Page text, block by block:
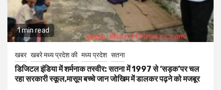
1 min read
खबर खबरे मध्य प्रदेश की मध्य प्रदेश सतना
डिजिटल इंडिया में शर्मनाक तस्वीर: सतना में 1997 से ‘सड़क’पर चल
रहा सरकारी स्कूल,मासूम बच्चे जान जोखिम में डालकर पढ़ने को मजबूर